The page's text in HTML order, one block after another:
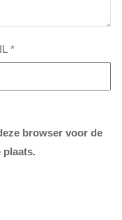
*
browser voor de
plaats.